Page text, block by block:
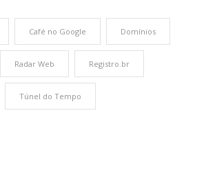
Café no Google Domínios
Radar Web Registro.br
Túnel do Tempo